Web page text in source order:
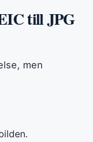
till JPG
men